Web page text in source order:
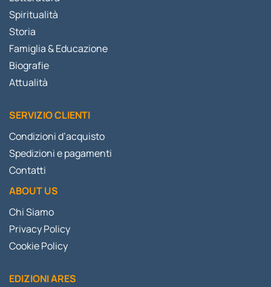
Spiritualità
Storia
Famiglia & Educazione
Biografie
Attualità
SERVIZIO CLIENTI
Condizioni d’acquisto
Spedizioni e pagamenti
Contatti
ABOUT US
Chi Siamo
Privacy Policy
Cookie Policy
EDIZIONI ARES